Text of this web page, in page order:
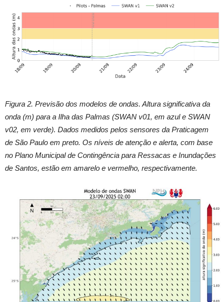
Figura 2. Previsão dos modelos de ondas. Altura significativa da
onda (m) para a Ilha das Palmas (SWAN v01, em azul e SWAN
v02, em verde). Dados medidos pelos sensores da Praticagem
de São Paulo em preto. Os níveis de atenção e alerta, com base
no Plano Municipal de Contingência para Ressacas e Inundações
de Santos, estão em amarelo e vermelho, respectivamente.